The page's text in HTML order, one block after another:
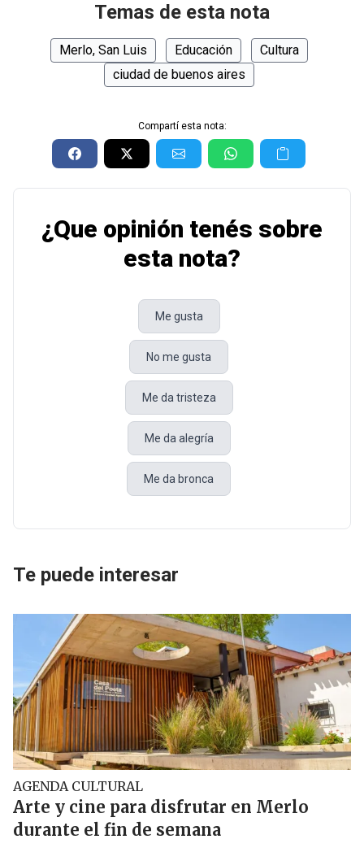
Temas de esta nota
Merlo, San Luis Educación
Cultura
ciudad de buenos aires
Compartí esta nota:
¿Que opinión tenés sobre
esta nota?
Me gusta
No me gusta
Me da tristeza
Me da alegría
Me da bronca
Te puede interesar
AGENDA CULTURAL
Arte y cine para disfrutar en Merlo
durante el fin de semana